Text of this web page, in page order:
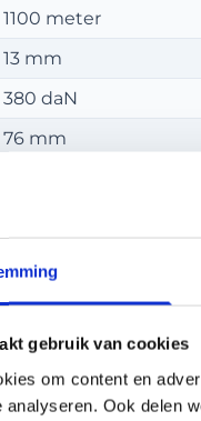
gebruik van cookies
om content en
analyseren. Ook delen
1100 meter
13 mm
380 daN
76 mm